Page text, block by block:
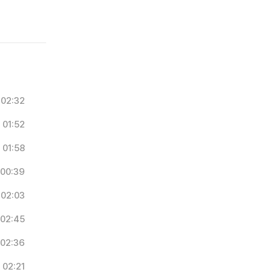
02:32
01:52
01:58
00:39
02:03
02:45
02:36
02:21